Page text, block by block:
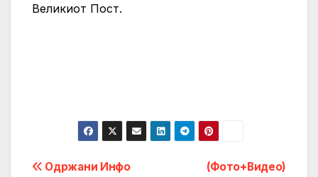
Великиот Пост.
(Фото+Видео)
Одржани Инфо